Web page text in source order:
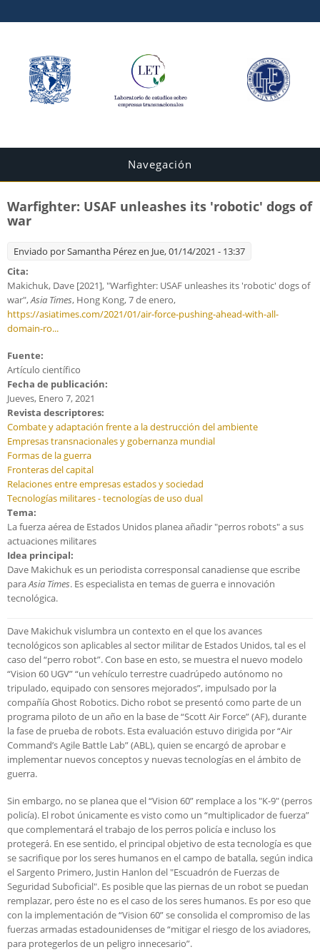
Navegación
Warfighter: USAF unleashes its 'robotic' dogs of
war
Enviado porSamantha Pérezen Jue, 01/14/2021 - 13:37
Cita:
Makichuk, Dave [2021], "Warfighter: USAF unleashes its 'robotic' dogs of
war",Asia Times, Hong Kong, 7 de enero,
https://asiatimes.com/2021/01/air-force-pushing-ahead-with-all-
domain-ro...
Fuente:
Artículo científico
Fecha de publicación:
Jueves, Enero 7, 2021
Revista descriptores:
Combate y adaptación frente a la destrucción del ambiente
Empresas transnacionales y gobernanza mundial
Formas de la guerra
Fronteras del capital
Relaciones entre empresas estados y sociedad
Tecnologías militares - tecnologías de uso dual
Tema:
La fuerza aérea de Estados Unidos planea añadir "perros robots" a sus
actuaciones militares
Idea principal:
Dave Makichuk es un periodista corresponsal canadiense que escribe
paraAsia Times. Es especialista en temas de guerra e innovación
tecnológica.
Dave Makichuk vislumbra un contexto en el que los avances
tecnológicos son aplicables al sector militar de Estados Unidos, tal es el
caso del “perro robot”. Con base en esto, se muestra el nuevo modelo
“Vision 60 UGV” “un vehículo terrestre cuadrúpedo autónomo no
tripulado, equipado con sensores mejorados”, impulsado por la
compañía Ghost Robotics. Dicho robot se presentó como parte de un
programa piloto de un año en la base de “Scott Air Force” (AF), durante
la fase de prueba de robots. Esta evaluación estuvo dirigida por “Air
Command’s Agile Battle Lab” (ABL), quien se encargó de aprobar e
implementar nuevos conceptos y nuevas tecnologías en el ámbito de
guerra.
Sin embargo, no se planea que el “Vision 60” remplace a los "K-9" (perros
policía). El robot únicamente es visto como un “multiplicador de fuerza”
que complementará el trabajo de los perros policía e incluso los
protegerá. En ese sentido, el principal objetivo de esta tecnología es que
se sacrifique por los seres humanos en el campo de batalla, según indica
el Sargento Primero, Justin Hanlon del "Escuadrón de Fuerzas de
Seguridad Suboficial". Es posible que las piernas de un robot se puedan
remplazar, pero éste no es el caso de los seres humanos. Es por eso que
con la implementación de “Vision 60” se consolida el compromiso de las
fuerzas armadas estadounidenses de “mitigar el riesgo de los aviadores,
para protegerlos de un peligro innecesario”.